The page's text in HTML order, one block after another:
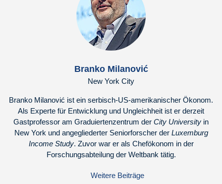
Branko Milanović
New York City
Branko Milanović ist ein serbisch-US-amerikanischer Ökonom.
Als Experte für Entwicklung und Ungleichheit ist er derzeit
Gastprofessor am Graduiertenzentrum der City University in
New York und angegliederter Seniorforscher der Luxemburg
Income Study. Zuvor war er als Chefökonom in der
Forschungsabteilung der Weltbank tätig.
Weitere Beiträge